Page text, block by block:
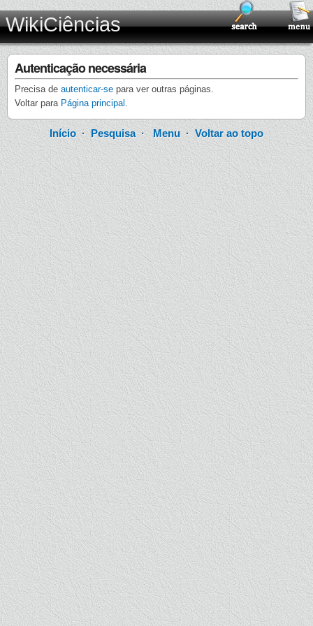
WikiCiências
Autenticação necessária
Precisa de autenticar-se para ver outras páginas.
Voltar para Página principal .
Início · Pesquisa·Menu ·Voltar ao topo